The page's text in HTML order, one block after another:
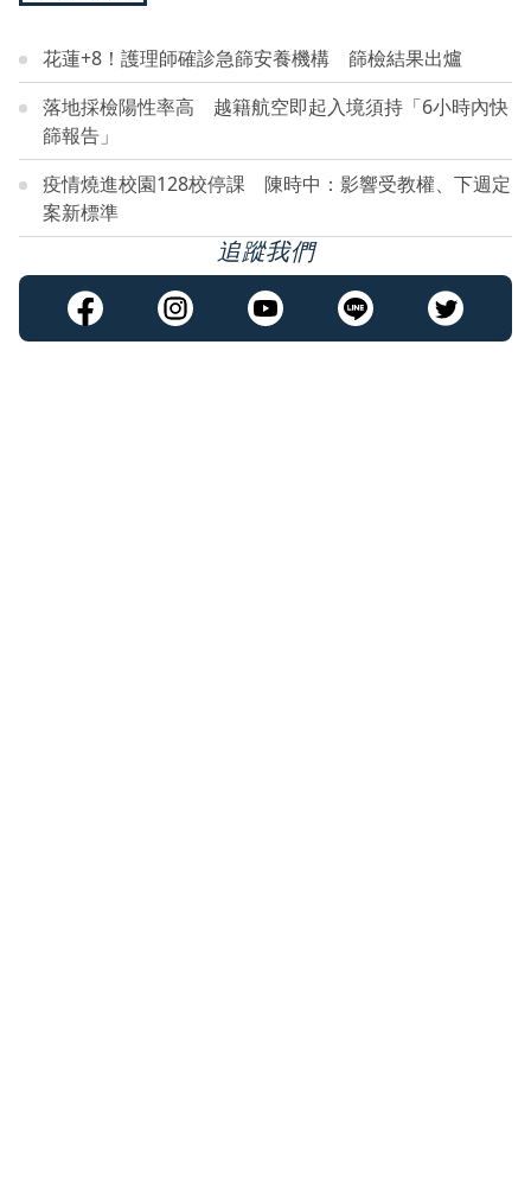
花蓮+8！護理師確診急篩安養機構 篩檢結果出爐
落地採檢陽性率高 越籍航空即起入境須持「6小時內快
篩報告」
疫情燒進校園128校停課 陳時中：影響受教權、下週定
案新標準
追蹤我們